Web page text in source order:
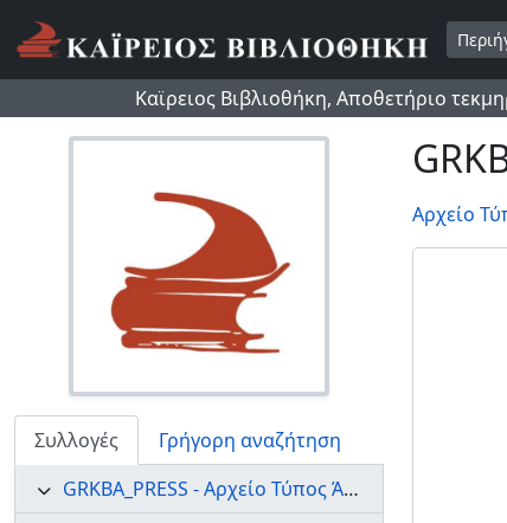
Skip to main content
Καϊρειος Βιβλιοθήκη, Αποθετήριο
Συλλογές
Γρήγορη αναζήτηση
GRKBA_PRESS - Αρχείο Τύπος Άνδρου 1879-1999
Αρχείο